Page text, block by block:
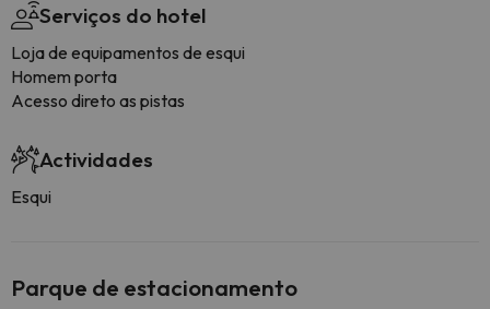
Serviços do hotel
Loja de equipamentos de esqui
Homem porta
Acesso direto as pistas
Actividades
Esqui
Parque de estacionamento